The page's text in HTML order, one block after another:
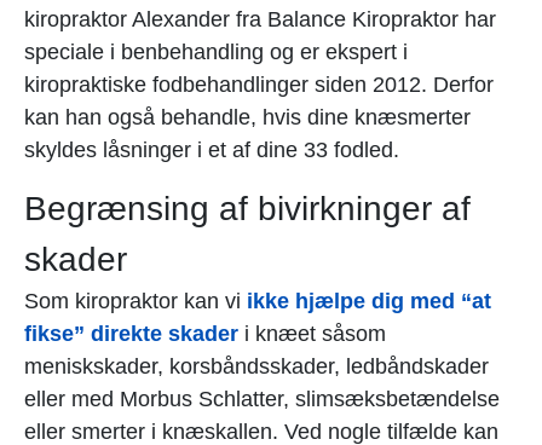
kiropraktor Alexander fra Balance Kiropraktor har
speciale i benbehandling og er ekspert i
kiropraktiske fodbehandlinger siden 2012. Derfor
kan han også behandle, hvis dine knæsmerter
skyldes låsninger i et af dine 33 fodled.
Begrænsing af bivirkninger af
skader
Som kiropraktor kan vi ikke hjælpe dig med “at
fikse” direkte skader i knæet såsom
meniskskader, korsbåndsskader, ledbåndskader
eller med Morbus Schlatter, slimsæksbetændelse
eller smerter i knæskallen. Ved nogle tilfælde kan